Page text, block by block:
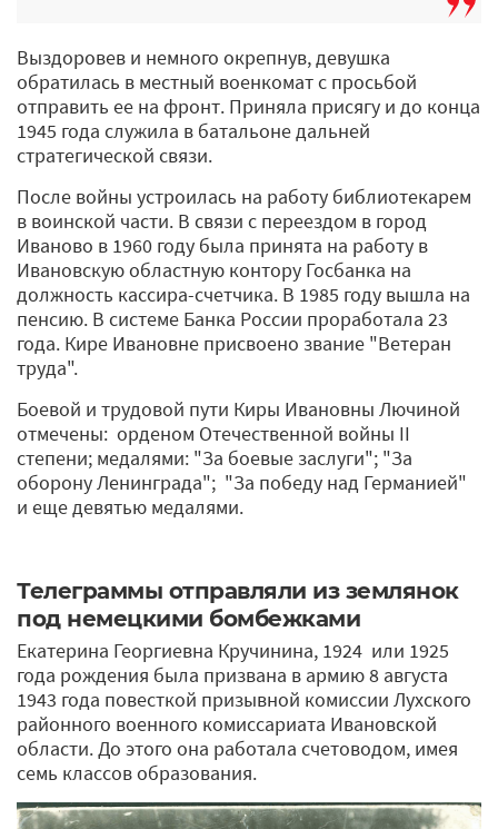
Выздоровев и немного окрепнув, девушка
обратилась в местный военкомат с просьбой
отправить ее на фронт. Приняла присягу и до конца
1945 года служила в батальоне дальней
стратегической связи.
После войны устроилась на работу библиотекарем
в воинской части. В связи с переездом в город
Иваново в 1960 году была принята на работу в
Ивановскую областную контору Госбанка на
должность кассира-счетчика. В 1985 году вышла на
пенсию. В системе Банка России проработала 23
года. Кире Ивановне присвоено звание "Ветеран
труда".
Боевой и трудовой пути Киры Ивановны Лючиной
отмечены: орденом Отечественной войны II
степени; медалями: "За боевые заслуги"; "За
оборону Ленинграда"; "За победу над Германией"
и еще девятью медалями.
Телеграммы отправляли из землянок
под немецкими бомбежками
Екатерина Георгиевна Кручинина, 1924 или 1925
года рождения была призвана в армию 8 августа
1943 года повесткой призывной комиссии Лухского
районного военного комиссариата Ивановской
области. До этого она работала счетоводом, имея
семь классов образования.